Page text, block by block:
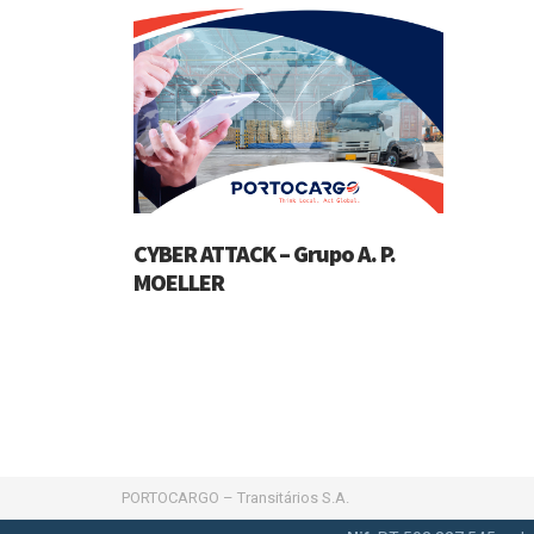
PORTOCARGO – Transitários S.A.
CYBER ATTACK – Grupo A. P.
MOELLER